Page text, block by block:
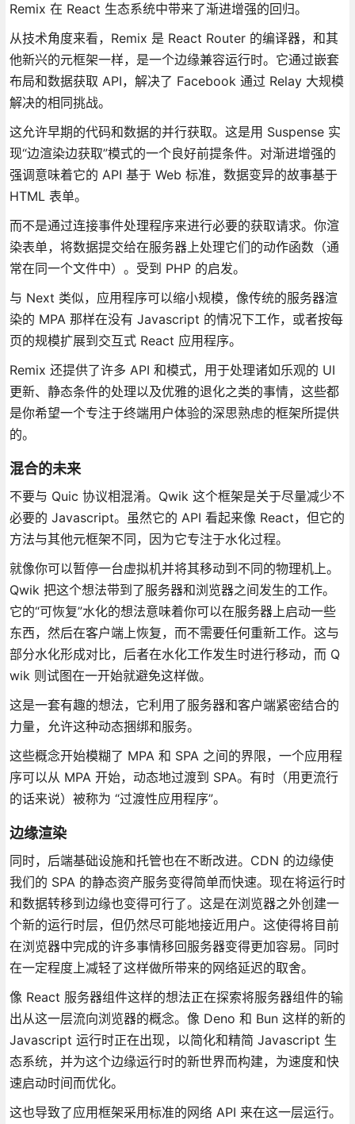
Remix 在 React 生态系统中带来了渐进增强的回归。
从技术角度来看，Remix 是 React Router 的编译器，和其
他新兴的元框架一样，是一个边缘兼容运行时。它通过嵌套
布局和数据获取 API，解决了 Facebook 通过 Relay 大规模
解决的相同挑战。
这允许早期的代码和数据的并行获取。这是用 Suspense 实
现“边渲染边获取”模式的一个良好前提条件。对渐进增强的
强调意味着它的 API 基于 Web 标准，数据变异的故事基于
HTML 表单。
而不是通过连接事件处理程序来进行必要的获取请求。你渲
染表单，将数据提交给在服务器上处理它们的动作函数（通
常在同一个文件中）。受到 PHP 的启发。
与 Next 类似，应用程序可以缩小规模，像传统的服务器渲
染的 MPA 那样在没有 Javascript 的情况下工作，或者按每
页的规模扩展到交互式 React 应用程序。
Remix 还提供了许多 API 和模式，用于处理诸如乐观的 UI
更新、静态条件的处理以及优雅的退化之类的事情，这些都
是你希望一个专注于终端用户体验的深思熟虑的框架所提供
的。
混合的未来
不要与 Quic 协议相混淆。Qwik 这个框架是关于尽量减少不
必要的 Javascript。虽然它的 API 看起来像 React，但它的
方法与其他元框架不同，因为它专注于水化过程。
就像你可以暂停一台虚拟机并将其移动到不同的物理机上。
Qwik 把这个想法带到了服务器和浏览器之间发生的工作。
它的“可恢复”水化的想法意味着你可以在服务器上启动一些
东西，然后在客户端上恢复，而不需要任何重新工作。这与
部分水化形成对比，后者在水化工作发生时进行移动，而 Q
wik 则试图在一开始就避免这样做。
这是一套有趣的想法，它利用了服务器和客户端紧密结合的
力量，允许这种动态捆绑和服务。
这些概念开始模糊了 MPA 和 SPA 之间的界限，一个应用程
序可以从 MPA 开始，动态地过渡到 SPA。有时（用更流行
的话来说）被称为 “过渡性应用程序”。
边缘渲染
同时，后端基础设施和托管也在不断改进。CDN 的边缘使
我们的 SPA 的静态资产服务变得简单而快速。现在将运行时
和数据转移到边缘也变得可行了。这是在浏览器之外创建一
个新的运行时层，但仍然尽可能地接近用户。这使得将目前
在浏览器中完成的许多事情移回服务器变得更加容易。同时
在一定程度上减轻了这样做所带来的网络延迟的取舍。
像 React 服务器组件这样的想法正在探索将服务器组件的输
出从这一层流向浏览器的概念。像 Deno 和 Bun 这样的新的
Javascript 运行时正在出现，以简化和精简 Javascript 生
态系统，并为这个边缘运行时的新世界而构建，为速度和快
速启动时间而优化。
这也导致了应用框架采用标准的网络 API 来在这一层运行。